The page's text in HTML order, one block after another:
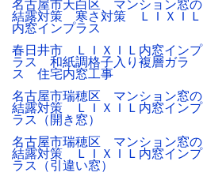
名古屋市天白区 マンション窓の
結露対策 寒さ対策 ＬＩＸＩＬ
内窓インプラス
春日井市 ＬＩＸＩＬ内窓インプ
ラス 和紙調格子入り複層ガラ
ス 住宅内窓工事
名古屋市瑞穂区 マンション窓の
結露対策 ＬＩＸＩＬ内窓インプ
ラス（開き窓）
名古屋市瑞穂区 マンション窓の
結露対策 ＬＩＸＩＬ内窓インプ
ラス（引違い窓）